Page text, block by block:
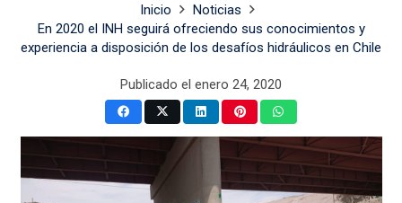
Inicio
Noticias
En 2020 el INH seguirá ofreciendo sus conocimientos y
experiencia a disposición de los desafíos hidráulicos en Chile
Publicado el enero 24, 2020